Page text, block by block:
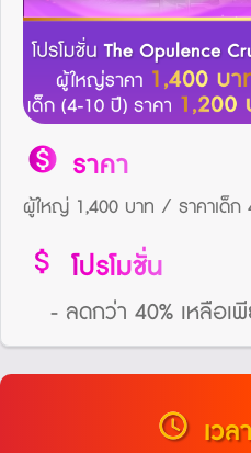
monetization_on ราคา
ผู้ใหญ่ 1,400 บาท / ราคาเด็ก
attach_money โปรโมชั่น
- ลดกว่า 40% เหลือ
schedule เว